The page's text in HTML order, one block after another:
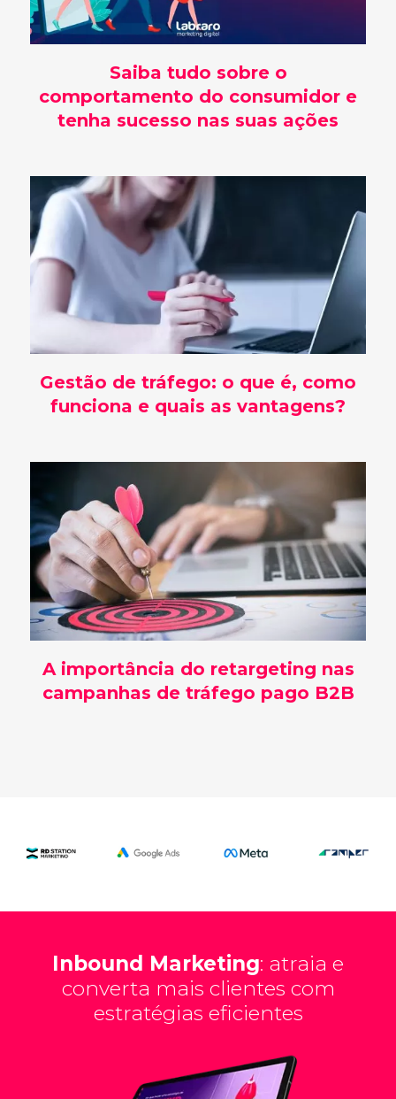
Saiba tudo sobre o
comportamento do consumidor e
tenha sucesso nas suas ações
Gestão de tráfego: o que é, como
funciona e quais as vantagens?
A importância do retargeting nas
campanhas de tráfego pago B2B
Inbound Marketing: atraia e
converta mais clientes com
estratégias eficientes